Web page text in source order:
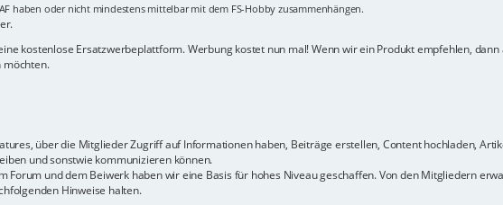
haben oder nicht mindestens mittelbar mit dem FS-Hobby zusammenhängen.
kostenlose Ersatzwerbeplattform. Werbung kostet nun mal! Wenn wir ein Produkt empfehlen,
möchten.
über die Mitglieder Zugriff auf Informationen haben, Beiträge erstellen, Content hochladen,
und sonstwie kommunizieren können.
und dem Beiwerk haben wir eine Basis für hohes Niveau geschaffen. Von den Mitgliedern
Hinweise halten.